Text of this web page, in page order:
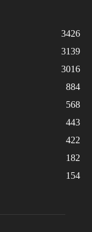
3426
3139
3016
884
568
443
422
182
154